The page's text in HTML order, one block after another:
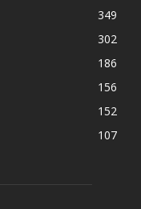
349
302
186
156
152
107